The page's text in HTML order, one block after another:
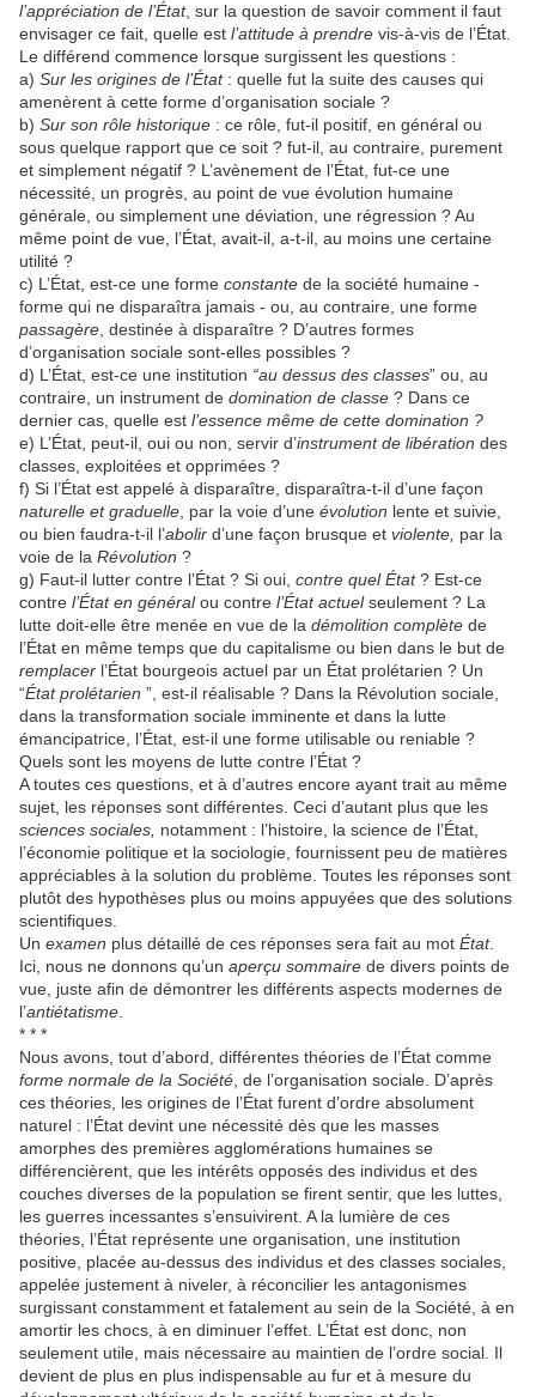
l’appréciation de l’État, sur la question de savoir comment il faut
envisager ce fait, quelle est l’attitude à prendre vis-à-vis de l’État.
Le différend commence lorsque surgissent les questions :
a) Sur les origines de l’État: quelle fut la suite des causes qui
amenèrent à cette forme d’organisation sociale ?
b) Sur son rôle historique : ce rôle, fut-il positif, en général ou
sous quelque rapport que ce soit ? fut-il, au contraire, purement
et simplement négatif ? L’avènement de l’État, fut-ce une
nécessité, un progrès, au point de vue évolution humaine
générale, ou simplement une déviation, une régression ? Au
même point de vue, l’État, avait-il, a-t-il, au moins une certaine
utilité ?
c) L’État, est-ce une forme constante de la société humaine -
forme qui ne disparaîtra jamais - ou, au contraire, une forme
passagère , destinée à disparaître ? D’autres formes
d’organisation sociale sont-elles possibles ?
d) L’État, est-ce une institution “au dessus des classes” ou, au
contraire, un instrument de domination de classe ? Dans ce
dernier cas, quelle est l’essence même de cette domination ?
e) L’État, peut-il, oui ou non, servir d’instrument de libération des
classes, exploitées et opprimées ?
f) Si l’État est appelé à disparaître, disparaîtra-t-il d’une façon
naturelle et graduelle , par la voie d’une évolution lente et suivie,
ou bien faudra-t-il l’abolir d’une façon brusque et violente, par la
voie de la Révolution ?
g) Faut-il lutter contre l’État ? Si oui, contre quel État? Est-ce
contre l’État en généralou contre l’État actuelseulement ? La
lutte doit-elle être menée en vue de la démolition complète de
l’État en même temps que du capitalisme ou bien dans le but de
remplacer l’État bourgeois actuel par un État prolétarien ? Un
“État prolétarien ”, est-il réalisable ? Dans la Révolution sociale,
dans la transformation sociale imminente et dans la lutte
émancipatrice, l’État, est-il une forme utilisable ou reniable ?
Quels sont les moyens de lutte contre l’État ?
A toutes ces questions, et à d’autres encore ayant trait au même
sujet, les réponses sont différentes. Ceci d’autant plus que les
sciences sociales, notamment : l’histoire, la science de l’État,
l’économie politique et la sociologie, fournissent peu de matières
appréciables à la solution du problème. Toutes les réponses sont
plutôt des hypothèses plus ou moins appuyées que des solutions
scientifiques.
Un examen plus détaillé de ces réponses sera fait au mot État.
Ici, nous ne donnons qu’un aperçu sommaire de divers points de
vue, juste afin de démontrer les différents aspects modernes de
l’antiétatisme
* * *
Nous avons, tout d’abord, différentes théories de l’État comme
forme normale de la Société , de l’organisation sociale. D’après
ces théories, les origines de l’État furent d’ordre absolument
naturel : l’État devint une nécessité dès que les masses
amorphes des premières agglomérations humaines se
différencièrent, que les intérêts opposés des individus et des
couches diverses de la population se firent sentir, que les luttes,
les guerres incessantes s’ensuivirent. A la lumière de ces
théories, l’État représente une organisation, une institution
positive, placée au-dessus des individus et des classes sociales,
appelée justement à niveler, à réconcilier les antagonismes
surgissant constamment et fatalement au sein de la Société, à en
amortir les chocs, à en diminuer l’effet. L’État est donc, non
seulement utile, mais nécessaire au maintien de l’ordre social. Il
devient de plus en plus indispensable au fur et à mesure du